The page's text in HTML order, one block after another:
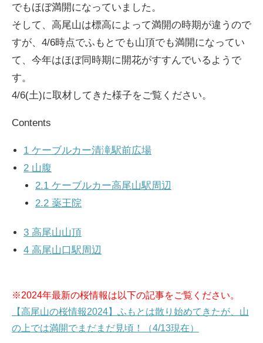
ENGLISH
でもほぼ満開になっていました。
そして、高尾山は標高によって満開の時期が違うので
すが、4/6時点でふもとでも山頂でも満開になってい
て、今年はほぼ同時期に開花がすすんでいるようで
す。
4/6(土)に取材してきた様子をご覧ください。
Contents
1 ケーブルカー清滝駅前広場
2 山腹
2.1 ケーブルカー高尾山駅周辺
2.2 薬王院
3 高尾山山頂
4 高尾山口駅周辺
※2024年最新の桜情報は以下の記事をご覧ください。
【高尾山の桜情報2024】ふもとは散り始めてきたが、山
の上では満開でまだまだ見頃！（4/13現在）